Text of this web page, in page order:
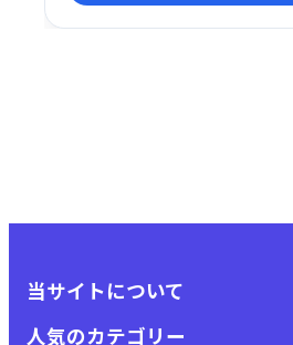
当サイトについて
人気のカテゴリー